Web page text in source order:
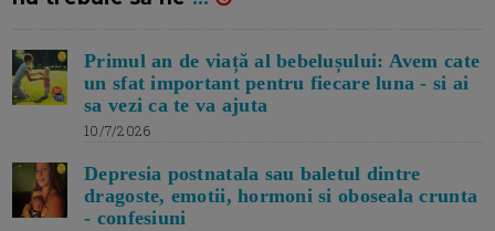
Primul an de viață al bebelușului: Avem cate
un sfat important pentru fiecare luna - si ai
sa vezi ca te va ajuta
10/7/2026
Depresia postnatala sau baletul dintre
dragoste, emotii, hormoni si oboseala crunta
- confesiuni